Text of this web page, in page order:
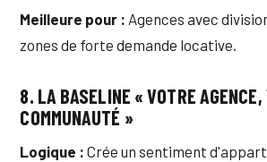
Meilleure pour : Agences avec
zones de forte demande locative.
8. LA BASELINE « VOTRE AGENCE,
COMMUNAUTÉ »
Logique : Crée un sentiment